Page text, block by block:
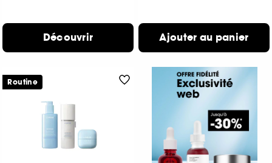
Découvrir Ajouter au panier
Routine